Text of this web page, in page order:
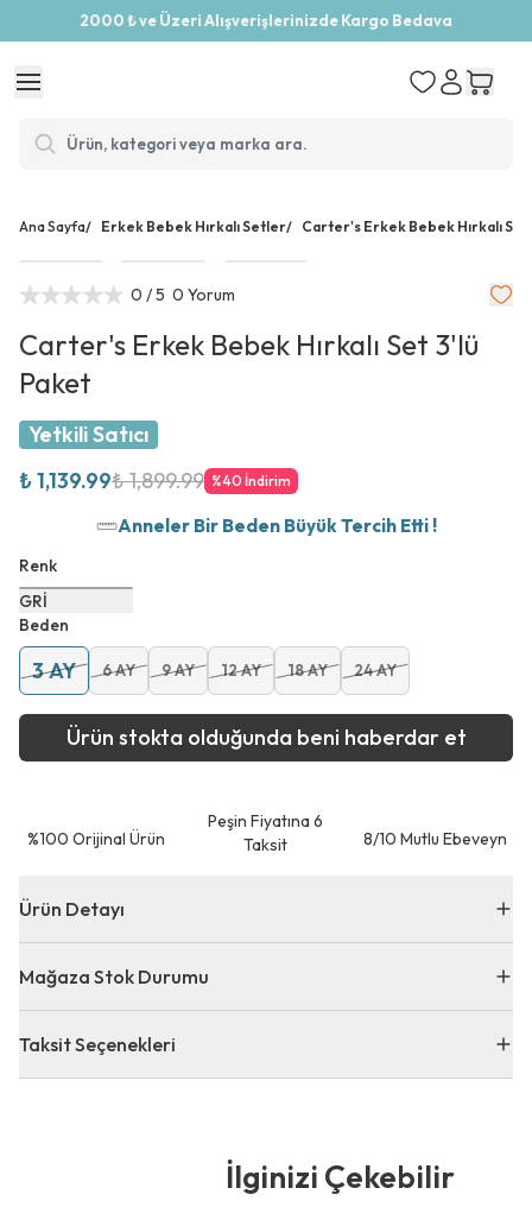
2000 ₺ ve Üzeri Alışverişlerinizde Kargo Bedava
Ana Sayfa/ Erkek Bebek Hırkalı Setler/ Carter's Erkek Bebek Hırkalı
0 / 5 0 Yorum
Carter's Erkek Bebek Hırkalı Set 3'lü
Paket
Yetkili Satıcı
₺ 1,139.99₺ 1,899.99 %40 İndirim
Anneler Bir Beden Büyük Tercih Etti !
Renk
GRİ
Beden
3 AY 6 AY 9 AY 12 AY 18 AY 24 AY
Ürün stokta olduğunda beni haberdar et
⁠%100 Orijinal Ürün
Peşin Fiyatına 6
Taksit
8/10 Mutlu Ebeveyn
Ürün Detayı
Mağaza Stok Durumu
Taksit Seçenekleri
İlginizi Çekebilir